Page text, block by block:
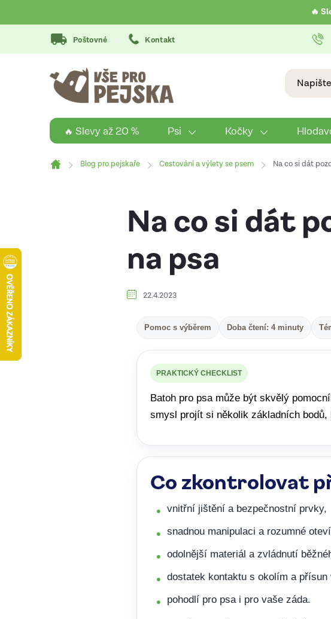
na
🔥
Poštovné Kontakt
🔥 Slevy až 20 % Psi Kočky
Domů
Blog pro pejskaře Cestování a výlety se psem Na co si dát
Na co si dát
na psa
22.4.2023
Pomoc s výběrem Doba čtení: 4 minuty
PRAKTICKÝ CHECKLIST
Batoh pro psa může být skvělý
smysl projít si několik základních
Co zkontrolovat
vnitřní jištění a bezpečnostní prvky,
snadnou manipulaci a rozumné
odolnější materiál a zvládnutí
dostatek kontaktu s okolím a přísun
pohodlí pro psa i pro vaše záda.